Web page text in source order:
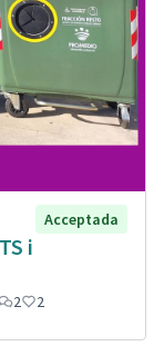
i
Acceptada
2 2